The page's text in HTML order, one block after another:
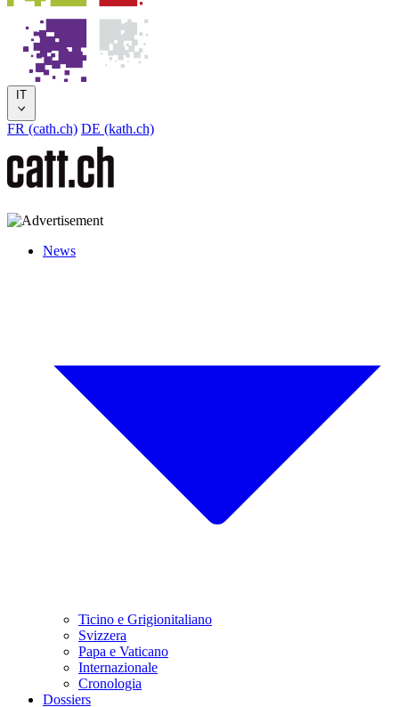
IT
FR (cath.ch) DE (kath.ch)
News
Ticino e Grigionitaliano
Svizzera
Papa e Vaticano
Internazionale
Cronologia
Dossiers